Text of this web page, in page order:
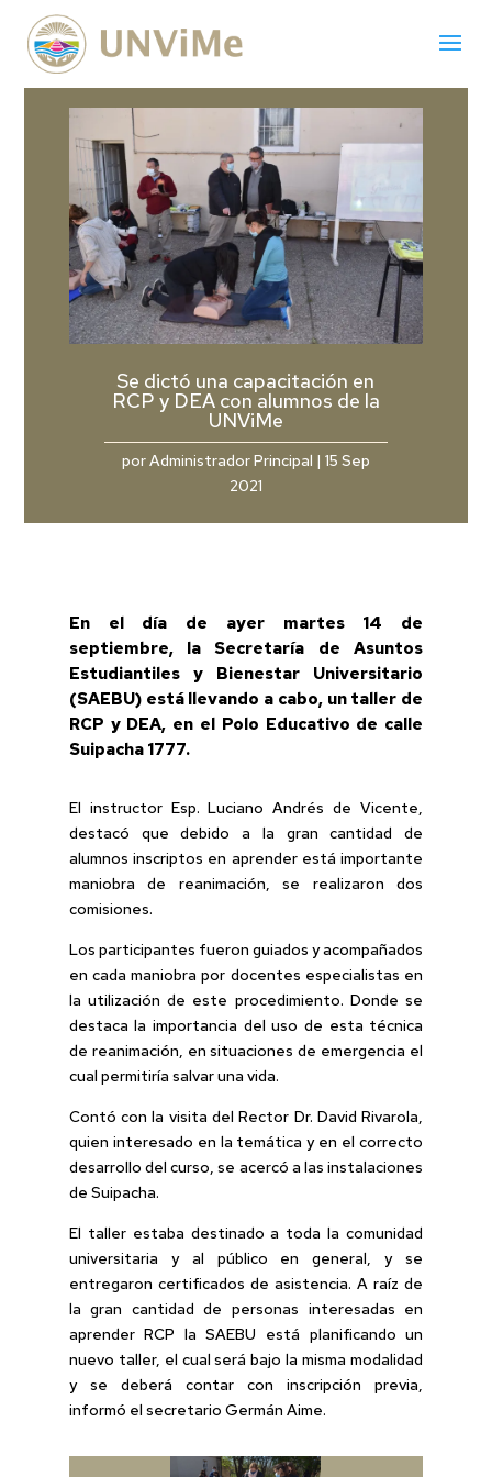
Se dictó una capacitación en
RCP y DEA con alumnos de la
UNViMe
porAdministrador Principal | 15 Sep
2021
En el día de ayer martes 14 de
septiembre, la Secretaría de Asuntos
Estudiantiles y Bienestar Universitario
(SAEBU) está llevando a cabo, un taller de
RCP y DEA, en el Polo Educativo de calle
Suipacha 1777.
El instructor Esp. Luciano Andrés de Vicente,
destacó que debido a la gran cantidad de
alumnos inscriptos en aprender está importante
maniobra de reanimación, se realizaron dos
comisiones.
Los participantes fueron guiados y acompañados
en cada maniobra por docentes especialistas en
la utilización de este procedimiento. Donde se
destaca la importancia del uso de esta técnica
de reanimación, en situaciones de emergencia el
cual permitiría salvar una vida.
Contó con la visita del Rector Dr. David Rivarola,
quien interesado en la temática y en el correcto
desarrollo del curso, se acercó a las instalaciones
de Suipacha.
El taller estaba destinado a toda la comunidad
universitaria y al público en general, y se
entregaron certificados de asistencia. A raíz de
la gran cantidad de personas interesadas en
aprender RCP la SAEBU está planificando un
nuevo taller, el cual será bajo la misma modalidad
y se deberá contar con inscripción previa,
informó el secretario Germán Aime.